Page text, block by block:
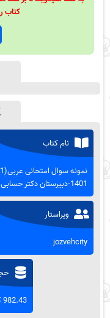
کتاب
نام کتاب
1401-دبیرستان دکتر حسابی تهران
ویراستار
jozvehcity
982.43 کیلوبایت